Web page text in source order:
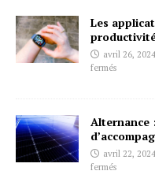
Les
avril 26, 2024
fermés
Alternance
avril 22, 2024
fermés